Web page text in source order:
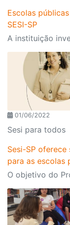
Escolas
SESI-SP
01/06/2022
Sesi para todos
Sesi-SP
para as escolas